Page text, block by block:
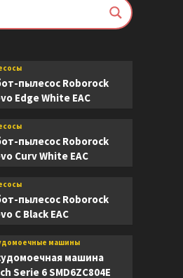
Saros Z70
пылесос Roborock
Edge White EAC
пылесос Roborock
Curv White EAC
пылесос Roborock
C Black EAC
машины
машина
Serie 6 SMD6ZC804E